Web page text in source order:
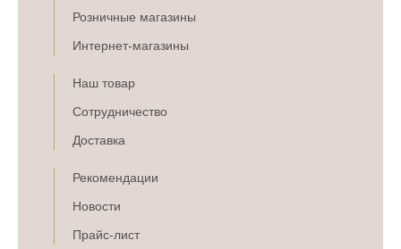
Розничные магазины
Интернет-магазины
Наш товар
Сотрудничество
Доставка
Рекомендации
Новости
Прайс-лист